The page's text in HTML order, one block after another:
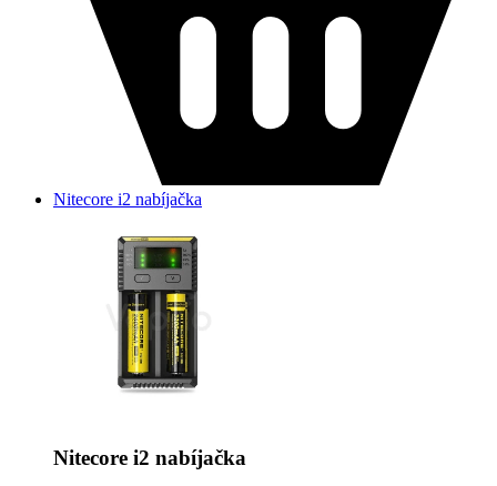
Nitecore i2 nabíjačka
Nitecore i2 nabíjačka